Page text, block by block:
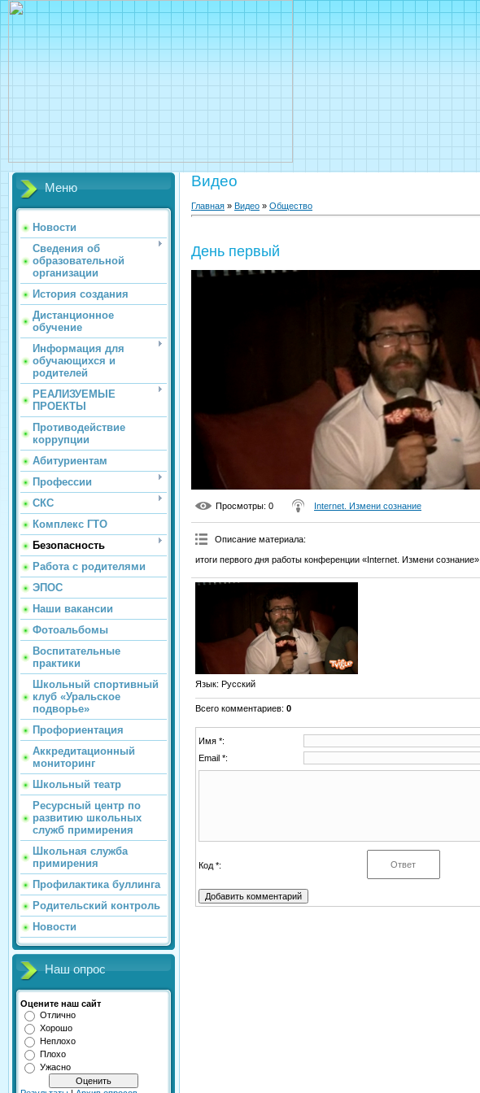
Меню
Новости
Сведения об
образовательной
организации
История создания
Дистанционное
обучение
Информация для
обучающихся и
родителей
РЕАЛИЗУЕМЫЕ
ПРОЕКТЫ
Противодействие
коррупции
Абитуриентам
Профессии
СКС
Комплекс ГТО
Безопасность
Работа с родителями
ЭПОС
Наши вакансии
Фотоальбомы
Воспитательные
практики
Школьный спортивный
клуб «Уральское
подворье»
Профориентация
Аккредитационный
мониторинг
Школьный театр
Ресурсный центр по
развитию школьных
служб примирения
Школьная служба
примирения
Профилактика буллинга
Родительский контроль
Новости
Наш опрос
Оцените наш сайт
Отлично
Хорошо
Неплохо
Плохо
Ужасно
Видео
Главная » Видео » Общество
День первый
Просмотры: 0 Internet. Измени сознание
Описание материала:
итоги первого дня работы конференции «Internet. Измени сознание».
Язык: Русский
Всего комментариев: 0
Имя *:
Email *:
Код *: